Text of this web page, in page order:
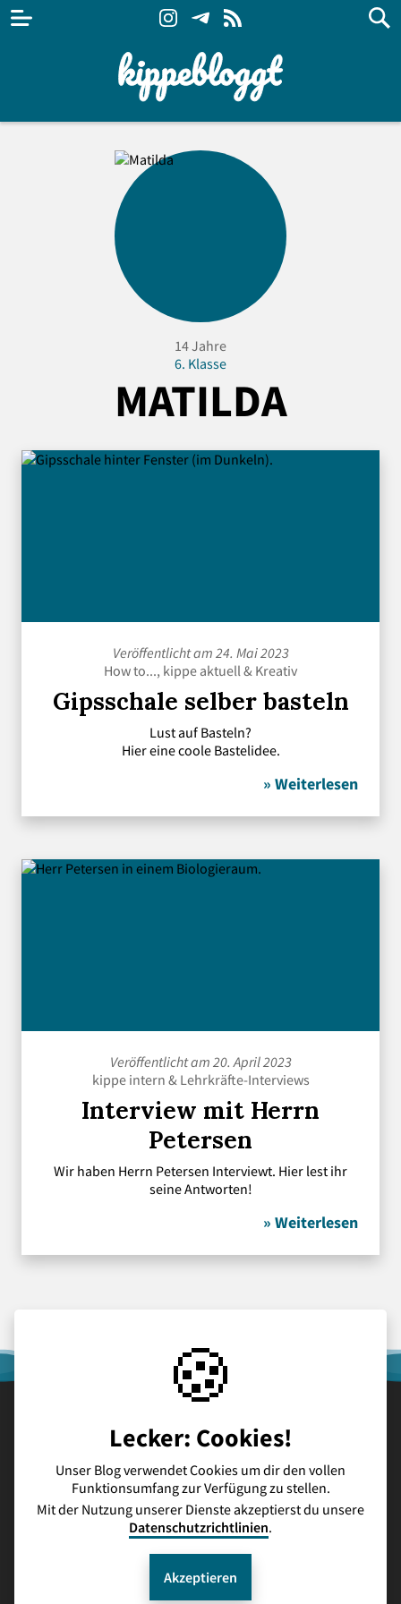
14 Jahre
6. Klasse
MATILDA
Veröffentlicht am 24. Mai 2023
How to..., kippe aktuell& Kreativ
Gipsschale selber basteln
Lust auf Basteln?
Hier eine coole Bastelidee.
» Weiterlesen
Veröffentlicht am 20. April 2023
kippe intern & Lehrkräfte-Interviews
Interview mit Herrn
Petersen
Wir haben Herrn Petersen Interviewt. Hier lest ihr
seine Antworten!
» Weiterlesen
Schulhomepage Kontakt Datenschutz
Bildrechte Einstellungen
© 2026 kippebloggt - Alle Rechte vorbehalten.
🍪
Lecker: Cookies!
Unser Blog verwendet Cookies um dir den vollen
Funktionsumfang zur Verfügung zu stellen.
Mit der Nutzung unserer Dienste akzeptierst du unsere
Datenschutzrichtlinien.
Akzeptieren